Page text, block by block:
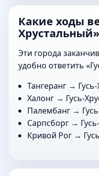
Какие ходы
Хрустальный»
Эти города
удобно ответить
Тангеранг →
Халонг → Гусь-
Палембанг →
Сарпсборг →
Кривой Рог →